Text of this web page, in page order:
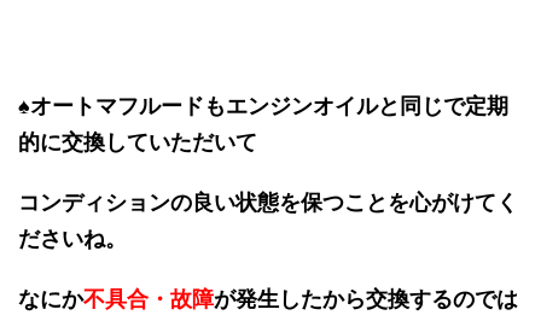
♠オートマフルードもエンジンオイルと同じで定期
的に交換していただいて
コンディションの良い状態を保つことを心がけてく
ださいね。
なにか不具合・故障が発生したから交換するのでは